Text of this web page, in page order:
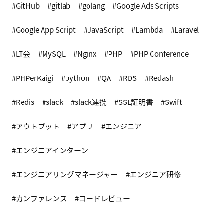
GitHub gitlab golang Google Ads Scripts
Google App Script JavaScript Lambda Laravel
LT会 MySQL Nginx PHP PHP Conference
PHPerKaigi python QA RDS Redash
Redis slack slack連携 SSL証明書 Swift
アウトプット アプリ エンジニア
エンジニアインターン
エンジニアリングマネージャー エンジニア研修
カンファレンス コードレビュー